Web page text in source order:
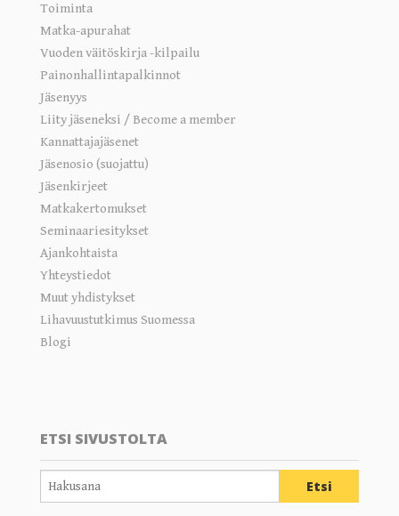
Toiminta
Matka-apurahat
Vuoden väitöskirja -kilpailu
Painonhallintapalkinnot
Jäsenyys
Liity jäseneksi / Become a member
Kannattajajäsenet
Jäsenosio (suojattu)
Jäsenkirjeet
Matkakertomukset
Seminaariesitykset
Ajankohtaista
Yhteystiedot
Muut yhdistykset
Lihavuustutkimus Suomessa
Blogi
ETSI SIVUSTOLTA